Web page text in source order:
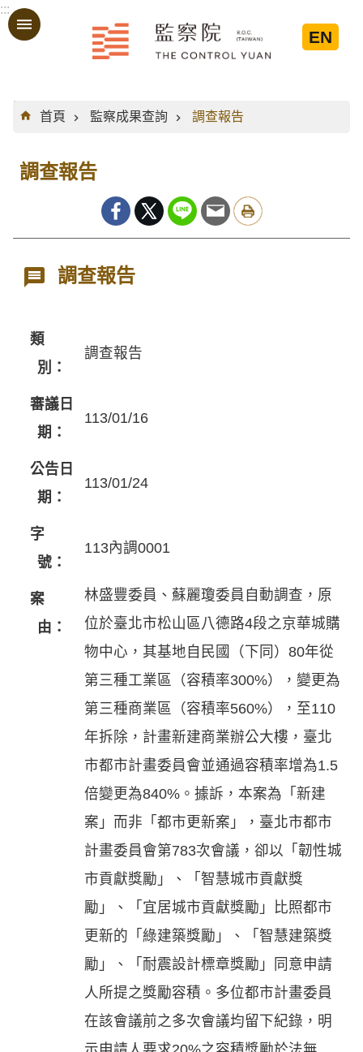
跳到主要內容區塊
:::
EN
:::
首頁
監察成果查詢 調查報告
調查報告
調查報告
類
別：
調查報告
審議日
期：
113/01/16
公告日
期：
113/01/24
字
號：
113內調0001
案
由：
林盛豐委員、蘇麗瓊委員自動調查，原
位於臺北市松山區八德路4段之京華城購
物中心，其基地自民國（下同）80年從
第三種工業區（容積率300%），變更為
第三種商業區（容積率560%），至110
年拆除，計畫新建商業辦公大樓，臺北
市都市計畫委員會並通過容積率增為1.5
倍變更為840%。據訴，本案為「新建
案」而非「都市更新案」，臺北市都市
計畫委員會第783次會議，卻以「韌性城
市貢獻獎勵」、「智慧城市貢獻獎
勵」、「宜居城市貢獻獎勵」比照都市
更新的「綠建築獎勵」、「智慧建築獎
勵」、「耐震設計標章獎勵」同意申請
人所提之獎勵容積。多位都市計畫委員
在該會議前之多次會議均留下紀錄，明